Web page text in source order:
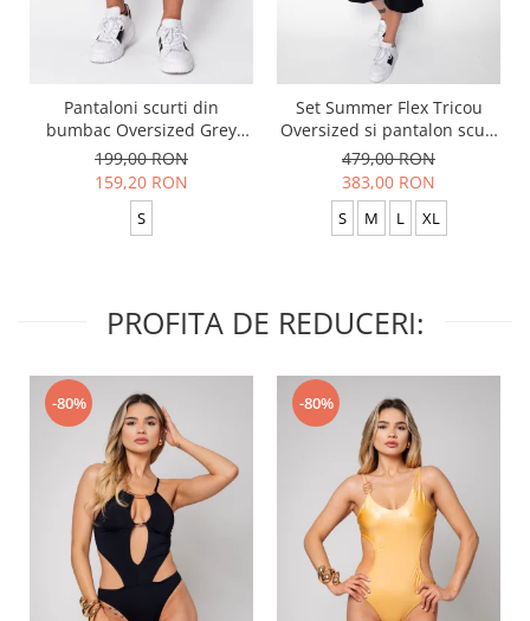
Pantaloni scurti din
bumbac Oversized Grey
Anthracite
199,00 RON
159,20 RON
S
Set Summer Flex Tricou
Oversized si pantalon scurt
Baggy Black
479,00 RON
383,00 RON
S M L XL
PROFITA DE REDUCERI:
-80% -80%